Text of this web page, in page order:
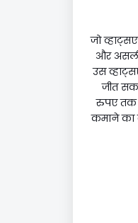
जो
और
उस
जीत
रुपए तक
कमाने का